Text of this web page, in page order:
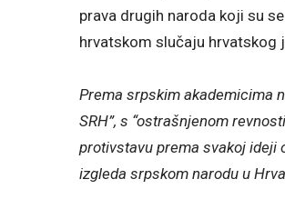
prava drugih naroda koji su
hrvatskom slučaju hrvatskog
Prema srpskim akademicima
SRH”, s “ostrašnjenom
protivstavu prema svakoj ideji
izgleda srpskom narodu u